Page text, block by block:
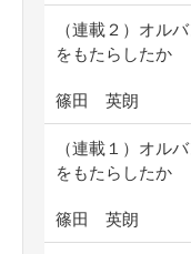
（連載２）オル
をもたらしたか
篠田 英朗
（連載１）オル
をもたらしたか
篠田 英朗